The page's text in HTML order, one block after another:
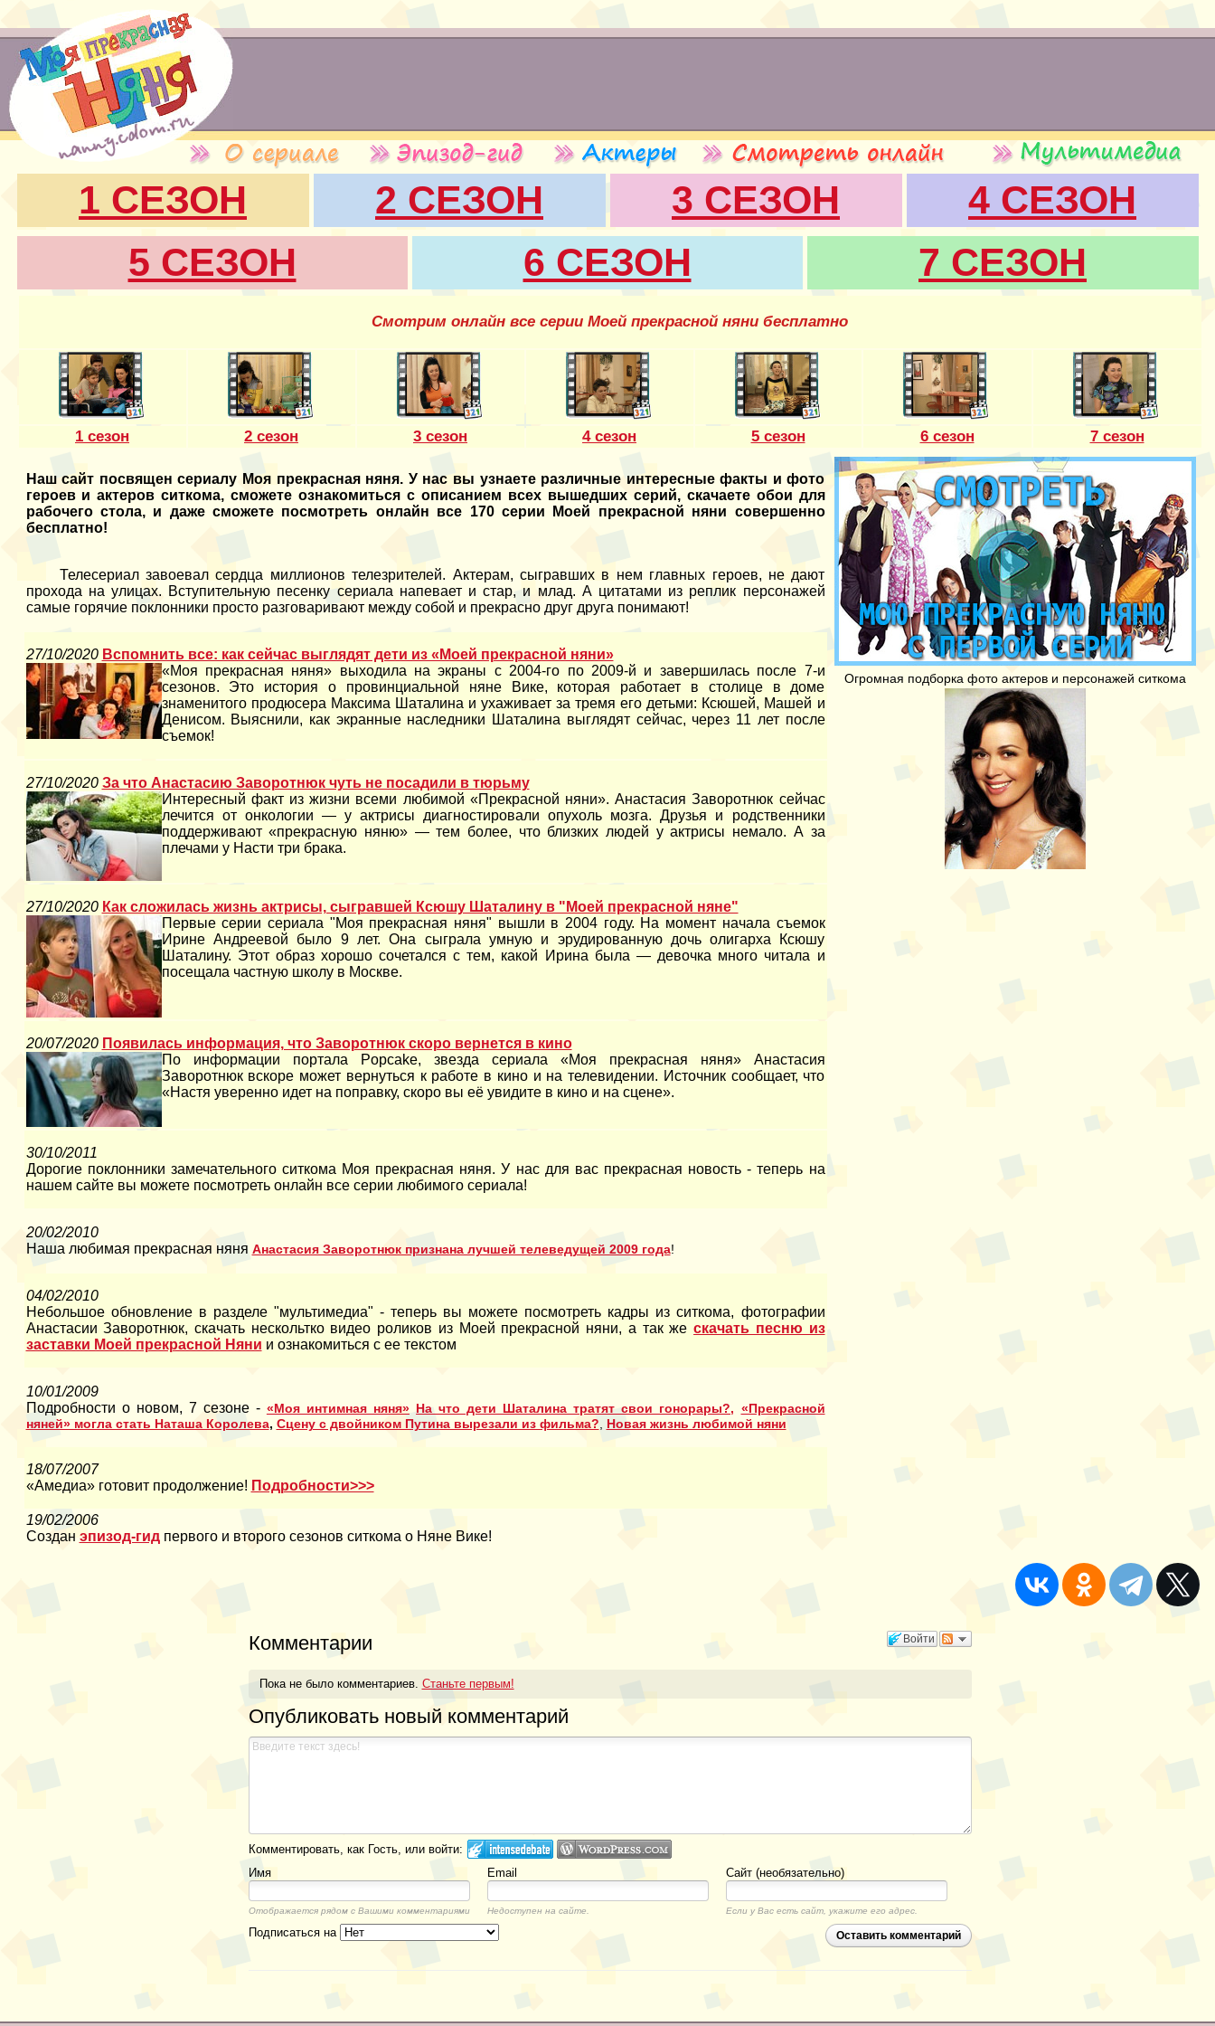
1 СЕЗОН 2 СЕЗОН 3 СЕЗОН
4 СЕЗОН
5 СЕЗОН
6 СЕЗОН 7 СЕЗОН
Смотрим онлайн все серии Моей прекрасной няни бесплатно
1 сезон 2 сезон 3 сезон 4 сезон 5 сезон 6 сезон 7 сезон
Наш сайт посвящен сериалу Моя прекрасная няня. У нас вы узнаете различные интересные факты и фото
героев и актеров ситкома, сможете ознакомиться с описанием всех вышедших серий, скачаете обои для
рабочего стола, и даже сможете посмотреть онлайн все 170 серии Моей прекрасной няни совершенно
бесплатно!
Телесериал завоевал сердца миллионов телезрителей. Актерам, сыгравших в нем главных героев, не дают
прохода на улицах. Вступительную песенку сериала напевает и стар, и млад. А цитатами из реплик персонажей
самые горячие поклонники просто разговаривают между собой и прекрасно друг друга понимают!
27/10/2020 Вспомнить все: как сейчас выглядят дети из «Моей прекрасной няни»
«Моя прекрасная няня» выходила на экраны с 2004-го по 2009-й и завершилась после 7-и
сезонов. Это история о провинциальной няне Вике, которая работает в столице в доме
знаменитого продюсера Максима Шаталина и ухаживает за тремя его детьми: Ксюшей, Машей и
Денисом. Выяснили, как экранные наследники Шаталина выглядят сейчас, через 11 лет после
съемок!
27/10/2020 За что Анастасию Заворотнюк чуть не посадили в тюрьму
Интересный факт из жизни всеми любимой «Прекрасной няни». Анастасия Заворотнюк сейчас
лечится от онкологии — у актрисы диагностировали опухоль мозга. Друзья и родственники
поддерживают «прекрасную няню» — тем более, что близких людей у актрисы немало. А за
плечами у Насти три брака.
27/10/2020 Как сложилась жизнь актрисы, сыгравшей Ксюшу Шаталину в "Моей прекрасной няне"
Первые серии сериала "Моя прекрасная няня" вышли в 2004 году. На момент начала съемок
Ирине Андреевой было 9 лет. Она сыграла умную и эрудированную дочь олигарха Ксюшу
Шаталину. Этот образ хорошо сочетался с тем, какой Ирина была — девочка много читала и
посещала частную школу в Москве.
20/07/2020 Появилась информация, что Заворотнюк скоро вернется в кино
По информации портала Popcake, звезда сериала «Моя прекрасная няня» Анастасия
Заворотнюк вскоре может вернуться к работе в кино и на телевидении. Источник сообщает, что
«Настя уверенно идет на поправку, скоро вы её увидите в кино и на сцене».
30/10/2011
Дорогие поклонники замечательного ситкома Моя прекрасная няня. У нас для вас прекрасная новость - теперь на
нашем сайте вы можете посмотреть онлайн все серии любимого сериала!
20/02/2010
Наша любимая прекрасная няня Анастасия Заворотнюк признана лучшей телеведущей 2009 года!
04/02/2010
Небольшое обновление в разделе "мультимедиа" - теперь вы можете посмотреть кадры из ситкома, фотографии
Анастасии Заворотнюк, скачать нескольтко видео роликов из Моей прекрасной няни, а так жескачать песню из
заставки Моей прекрасной Няни и ознакомиться с ее текстом
10/01/2009
Подробности о новом, 7 сезоне - «Моя интимная няня» На что дети Шаталина тратят свои гонорары?, «Прекрасной
няней» могла стать Наташа Королева, Сцену с двойником Путина вырезали из фильма? Новая жизнь любимой няни
18/07/2007
«Амедиа» готовит продолжение! Подробности>>>
19/02/2006
Создан эпизод-гидпервого и второго сезонов ситкома о Няне Вике!
Огромная подборка фото актеров и персонажей ситкома
Войти
Комментарии
Пока не было комментариев. Станьте первым!
Опубликовать новый комментарий
Комментировать, как Гость, или войти:
Имя
Email Сайт (необязательно)
Отображается рядом с Вашими комментариями Недоступен на сайте. Если у Вас есть сайт, укажите его адрес.
Оставить комментарий
Подписаться на